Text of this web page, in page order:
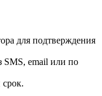
для подтверждения
SMS, email или по